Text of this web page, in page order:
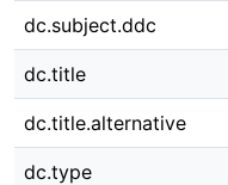
dc.subject.ddc
dc.title
dc.title.alternative
dc.type